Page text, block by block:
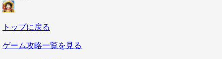
トップに戻る
ゲーム攻略一覧を見る